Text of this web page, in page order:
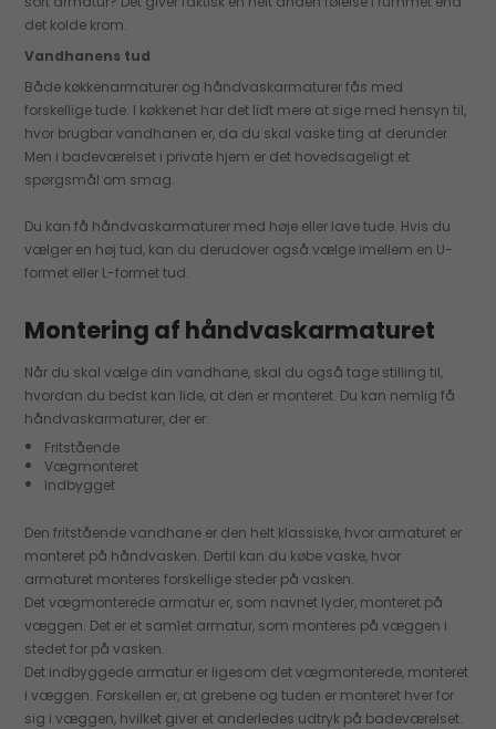
det kolde krom.
Vandhanens tud
Både køkkenarmaturer og håndvaskarmaturer fås med
forskellige tude. I køkkenet har det lidt mere at sige med hensyn til,
hvor brugbar vandhanen er, da du skal vaske ting af derunder.
Men i badeværelset i private hjem er det hovedsageligt et
spørgsmål om smag.
Du kan få håndvaskarmaturer med høje eller lave tude. Hvis du
vælger en høj tud, kan du derudover også vælge imellem en U-
formet eller L-formet tud.
Montering af håndvaskarmaturet
Når du skal vælge din vandhane, skal du også tage stilling til,
hvordan du bedst kan lide, at den er monteret. Du kan nemlig få
håndvaskarmaturer, der er:
Fritstående
Vægmonteret
Indbygget
Den fritstående vandhane er den helt klassiske, hvor armaturet er
monteret på håndvasken. Dertil kan du købe vaske, hvor
armaturet monteres forskellige steder på vasken.
Det vægmonterede armatur er, som navnet lyder, monteret på
væggen. Det er et samlet armatur, som monteres på væggen i
stedet for på vasken.
Det indbyggede armatur er ligesom det vægmonterede, monteret
i væggen. Forskellen er, at grebene og tuden er monteret hver for
sig i væggen, hvilket giver et anderledes udtryk på badeværelset.